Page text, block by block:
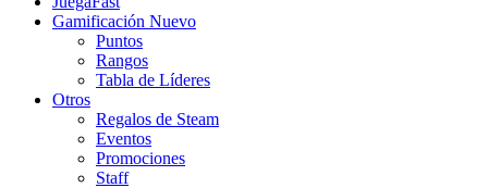
Gamificación Nuevo
Puntos
Rangos
Tabla de Líderes
Otros
Regalos de Steam
Eventos
Promociones
Staff